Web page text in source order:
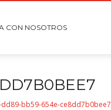
CON NOSOTROS
bb59-654e-ce8dd7b0bee7